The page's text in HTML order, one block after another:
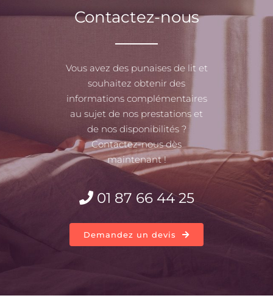
Contactez-nous
Vous avez des punaises de lit et
souhaitez obtenir des
informations complémentaires
au sujet de nos prestations et
de nos disponibilités ?
Contactez-nous dès
maintenant !
01 87 66 44 25
Demandez un devis